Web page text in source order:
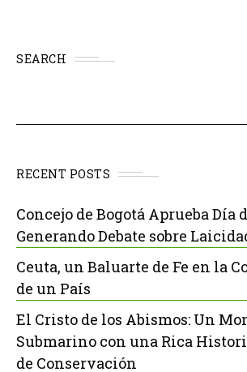
SEARCH
RECENT POSTS
Concejo de Bogotá Aprueba Día
Generando Debate sobre
Ceuta, un Baluarte de Fe en la
de un País
El Cristo de los Abismos: Un
Submarino con una Rica
de Conservación